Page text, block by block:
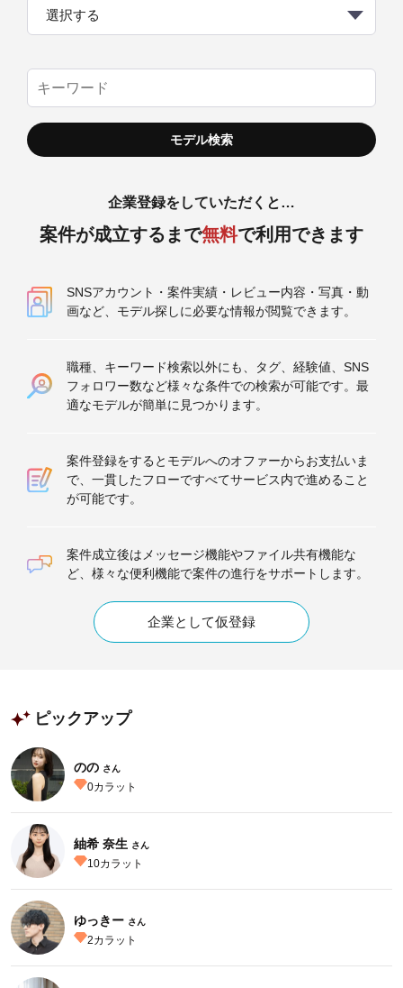
選択する
企業登録をしていただくと…
案件が成立するまで無料で利用できます
SNSアカウント・案件実績・レビュー内容・写真・動
画など、モデル探しに必要な情報が閲覧できます。
職種、キーワード検索以外にも、タグ、経験値、SNS
フォロワー数など様々な条件での検索が可能です。最
適なモデルが簡単に見つかります。
案件登録をするとモデルへのオファーからお支払いま
で、一貫したフローですべてサービス内で進めること
が可能です。
案件成立後はメッセージ機能やファイル共有機能な
ど、様々な便利機能で案件の進行をサポートします。
企業として仮登録
ピックアップ
のの さん
0カラット
紬希 奈生 さん
10カラット
ゆっきー さん
2カラット